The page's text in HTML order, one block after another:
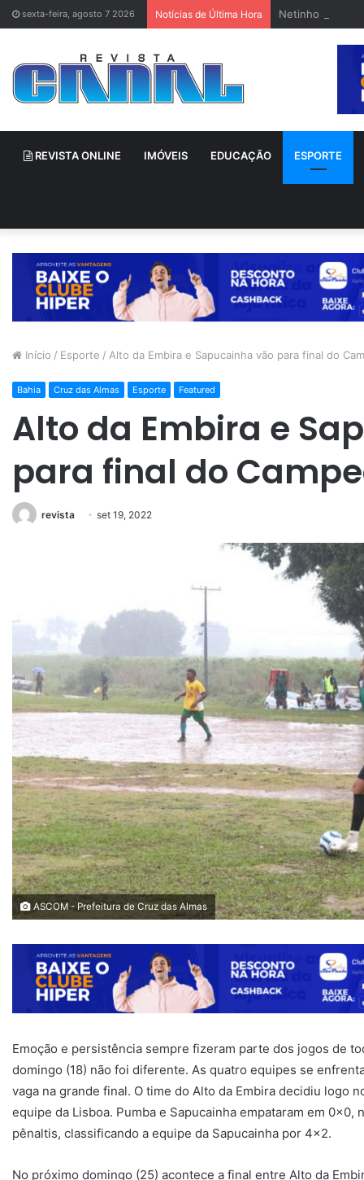
sexta-feira, agosto 7 2026 Notícias de Última Hora Netinho sofre
REVISTA ONLINE IMÓVEIS EDUCAÇÃO ESPORTE
Início / Esporte / Alto da Embira e Sapucainha vão para final do
Bahia Cruz das Almas Esporte Featured
Alto da Embira e
para final do
revista set 19, 2022
ASCOM - Prefeitura de Cruz das Almas
Emoção e persistência sempre fizeram parte dos jogos de
domingo (18) não foi diferente. As quatro equipes se
vaga na grande final. O time do Alto da Embira decidiu logo
equipe da Lisboa. Pumba e Sapucainha empataram em
pênaltis, classificando a equipe da Sapucainha por 4×2.
No próximo domingo (25) acontece a final entre Alto da